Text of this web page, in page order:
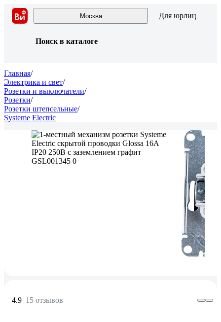
Москва Для юрлиц
Поиск в каталоге
Главная/
Электрика и свет/
Розетки и выключатели/
Розетки/
Розетки штепсельные/
Systeme Electric
4.9 15 отзывов